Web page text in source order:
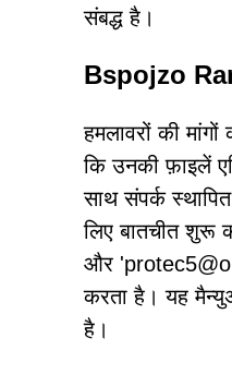
संबद्ध है।
Bspojzo
हमलावरों की
कि उनकी फ़ाइलें
साथ संपर्क
लिए बातचीत शुरू
और
करता है। यह
है।